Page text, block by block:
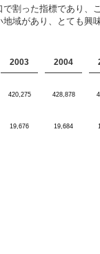
割った指標であり
域があり、とても
2003 2004
420,275 428,878
19,676 19,684